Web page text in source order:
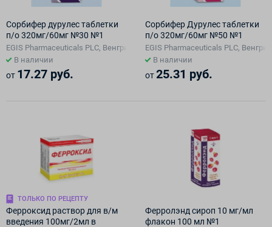
Сорбифер дурулес таблетки
п/о 320мг/60мг №30 №1
EGIS Pharmaceuticals PLC, Венгрия
В наличии
от 17.27 руб.
Сорбифер Дурулес таблетки
п/о 320мг/60мг №50 №1
EGIS Pharmaceuticals PLC, Венгрия
В наличии
от25.31 руб.
ТОЛЬКО ПО РЕЦЕПТУ
Ферроксид раствор для в/м
введения 100мг/2мл в
Ферролэнд сироп 10 мг/мл
флакон 100 мл №1